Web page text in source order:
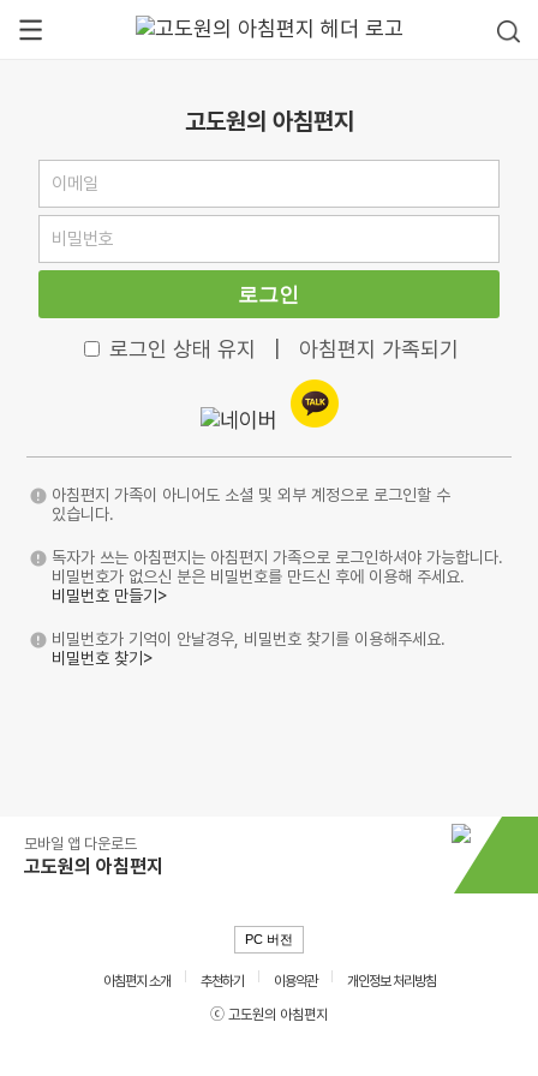
고도원의 아침편지
로그인
로그인 상태 유지 아침편지 가족되기
아침편지 가족이 아니어도 소셜 및 외부 계정으로 로그인할 수
있습니다.
독자가 쓰는 아침편지는 아침편지 가족으로 로그인하셔야 가능합니다.
비밀번호가 없으신 분은 비밀번호를 만드신 후에 이용해 주세요.
비밀번호 만들기>
비밀번호가 기억이 안날경우, 비밀번호 찾기를 이용해주세요.
비밀번호 찾기>
모바일 앱 다운로드
고도원의 아침편지
PC 버전
아침편지 소개 추천하기 이용약관
개인정보 처리방침
ⓒ 고도원의 아침편지